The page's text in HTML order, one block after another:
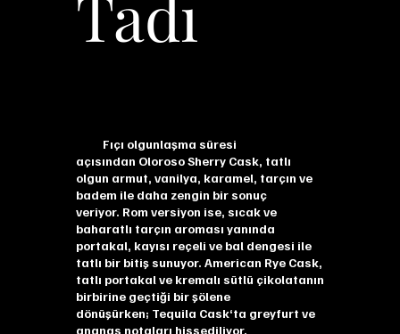
Fıçı olgunlaşma süresi
açısından Oloroso Sherry Cask, tatlı
olgun armut, vanilya, karamel, tarçın ve
badem ile daha zengin bir sonuç
veriyor. Rom versiyon ise, sıcak ve
baharatlı tarçın aroması yanında
portakal, kayısı reçeli ve bal dengesi ile
tatlı bir bitiş sunuyor. American Rye Cask,
tatlı portakal ve kremalı sütlü çikolatanın
birbirine geçtiği bir şölene
dönüşürken; Tequila Cask‘ta greyfurt ve
ananas notaları hissediliyor.